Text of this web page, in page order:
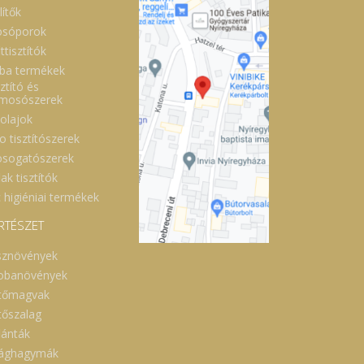
termékek
és
tisztítószerek
tisztítók
higiéniai termékek